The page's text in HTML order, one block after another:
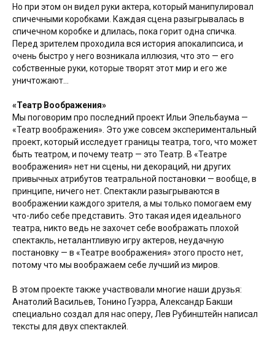
Но при этом он видел руки актера, который манипулировал
спичечными коробками. Каждая сцена разыгрывалась в
спичечном коробке и длилась, пока горит одна спичка.
Перед зрителем проходила вся история апокалипсиса, и
очень быстро у него возникала иллюзия, что это — его
собственные руки, которые творят этот мир и его же
уничтожают…
«Театр Воображения»
Мы поговорим про последний проект Ильи Эпельбаума —
«Театр воображения». Это уже совсем экспериментальный
проект, который исследует границы театра, того, что может
быть театром, и почему театр — это Театр. В «Театре
воображения» нет ни сцены, ни декораций, ни других
привычных атрибутов театральной постановки — вообще, в
принципе, ничего нет. Спектакли разыгрываются в
воображении каждого зрителя, а мы только помогаем ему
что-либо себе представить. Это такая идея идеального
театра, никто ведь не захочет себе воображать плохой
спектакль, неталантливую игру актеров, неудачную
постановку — в «Театре воображения» этого просто нет,
потому что мы воображаем себе лучший из миров.
В этом проекте также участвовали многие наши друзья:
Анатолий Васильев, Тонино Гуэрра, Александр Бакши
специально создал для нас оперу, Лев Рубинштейн написал
тексты для двух спектаклей.